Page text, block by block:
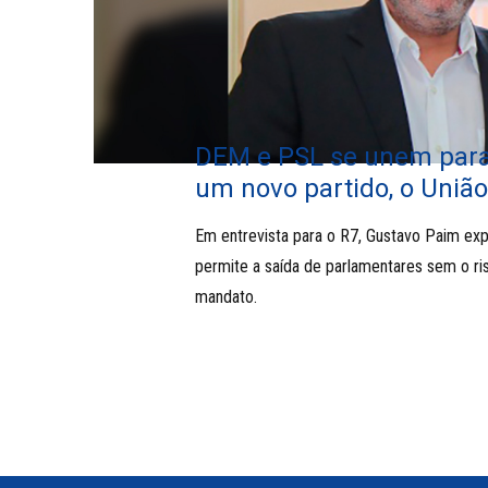
DEM e PSL se unem
um novo partido, o
Em entrevista para o R7, Gustavo Paim
permite a saída de parlamentares sem o
mandato.